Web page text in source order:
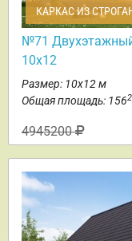
КАРКАС ИЗ
№71
10х12
Размер: 10х12 м
Общая площадь: 1562
4945200